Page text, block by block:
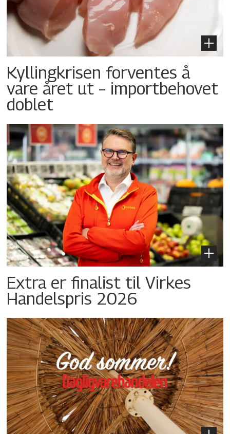
Kyllingkrisen forventes å
vare året ut – importbehovet
doblet
Extra er finalist til Virkes
Handelspris 2026